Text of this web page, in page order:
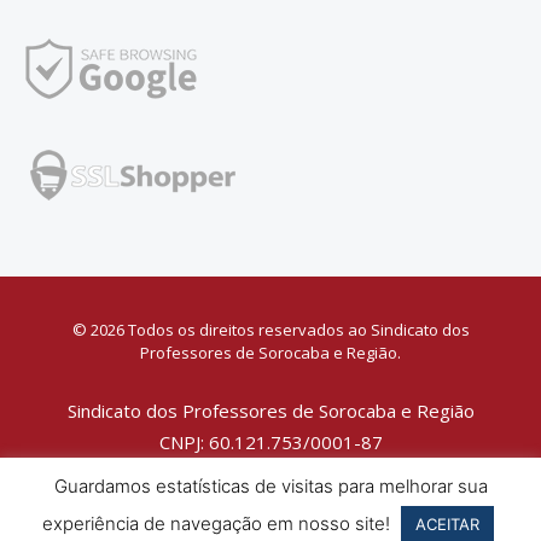
© 2026 Todos os direitos reservados ao Sindicato dos
Professores de Sorocaba e Região.
Sindicato dos Professores de Sorocaba e Região
CNPJ: 60.121.753/0001-87
Política de Privacidade
Guardamos estatísticas de visitas para melhorar sua
experiência de navegação em nosso site!
ACEITAR